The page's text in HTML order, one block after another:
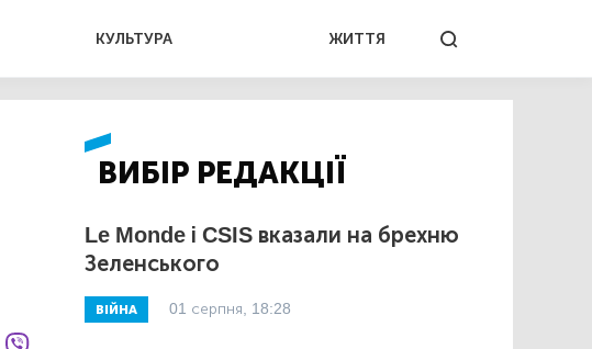
КУЛЬТУРА ЖИТТЯ
ВИБІР РЕДАКЦІЇ
Le Monde і CSIS вказали на брехню
Зеленського
ВІЙНА 01 серпня, 18:28